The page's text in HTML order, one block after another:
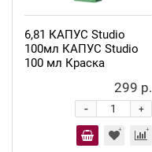
6,81 КАПУС Studio
100мл КАПУС Studio
100 мл Краска
299 р.
+
-